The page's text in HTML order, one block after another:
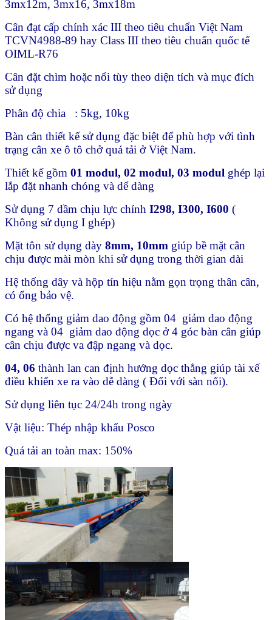
3mx12m, 3mx16, 3mx18m
Cân đạt cấp chính xác III theo tiêu chuẩn Việt Nam
TCVN4988-89 hay Class III theo tiêu chuẩn quốc tế
OIML-R76
Cân đặt chìm hoặc nổi tùy theo diện tích và mục đích
sử dụng
Phân độ chia : 5kg, 10kg
Bàn cân thiết kế sử dụng đặc biệt để phù hợp với tình
trạng cân xe ô tô chở quá tải ở Việt Nam.
Thiết kế gồm 01 modul, 02 modul, 03 modul ghép lại
lắp đặt nhanh chóng và dể dàng
Sử dụng 7 dầm chịu lực chính I298, I300, I600 (
Không sử dụng I ghép)
Mặt tôn sử dụng dày 8mm, 10mm giúp bề mặt cân
chịu được mài mòn khi sử dụng trong thời gian dài
Hệ thống dây và hộp tín hiệu nằm gọn trọng thân cân,
có ống bảo vệ.
Có hệ thống giảm dao động gồm 04 giảm dao động
ngang và 04 giảm dao động dọc ở 4 góc bàn cân giúp
cân chịu được va đập ngang và dọc.
04, 06 thành lan can định hướng dọc thẳng giúp tài xế
điều khiển xe ra vào dễ dàng ( Đối với sàn nổi).
Sử dụng liên tục 24/24h trong ngày
Vật liệu: Thép nhập khẩu Posco
Quá tải an toàn max: 150%